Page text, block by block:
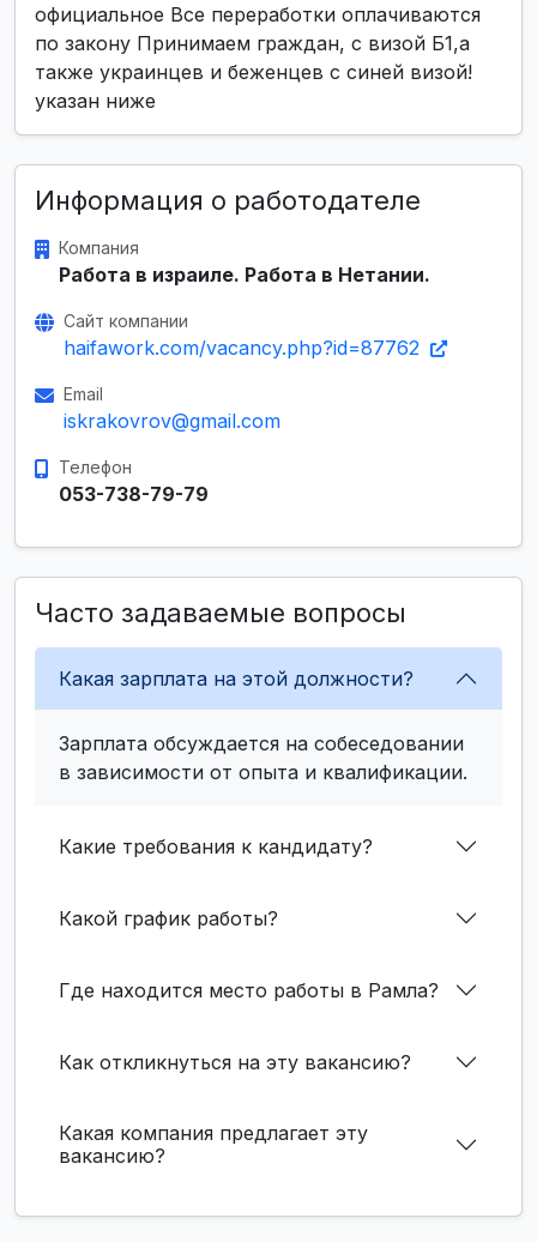
официальное Все переработки оплачиваются
по закону Принимаем граждан, с визой Б1,а
также украинцев и беженцев с синей визой!
указан ниже
Информация о работодателе
Компания
Работа в израиле. Работа в Нетании.
Сайт компании
haifawork.com/vacancy.php?id=87762
Email
iskrakovrov@gmail.com
Телефон
053-738-79-79
Часто задаваемые вопросы
Какая зарплата на этой должности?
Зарплата обсуждается на собеседовании
в зависимости от опыта и квалификации.
Какие требования к кандидату?
Какой график работы?
Где находится место работы в Рамла?
Как откликнуться на эту вакансию?
Какая компания предлагает эту
вакансию?